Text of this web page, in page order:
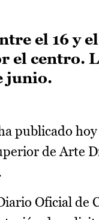
el 16 y
el centro.
junio.
publicado
de Arte
Oficial de